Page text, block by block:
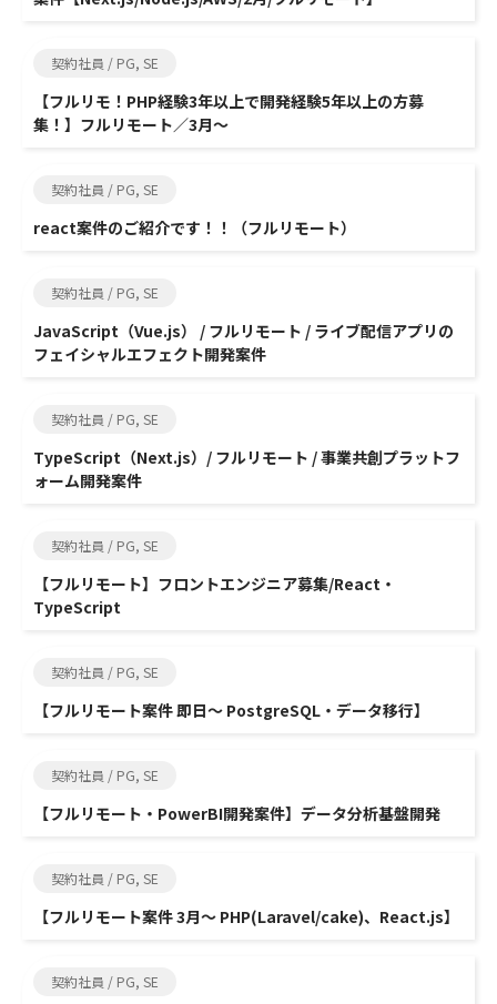
契約社員 / PG, SE
【フルリモ！PHP経験3年以上で開発経験5年以上の方募
集！】フルリモート／3月～
契約社員 / PG, SE
react案件のご紹介です！！（フルリモート）
契約社員 / PG, SE
JavaScript（Vue.js） / フルリモート / ライブ配信アプリの
フェイシャルエフェクト開発案件
契約社員 / PG, SE
TypeScript（Next.js）/ フルリモート / 事業共創プラットフ
ォーム開発案件
契約社員 / PG, SE
【フルリモート】フロントエンジニア募集/React・
TypeScript
契約社員 / PG, SE
【フルリモート案件 即日～ PostgreSQL・データ移行】
契約社員 / PG, SE
【フルリモート・PowerBI開発案件】データ分析基盤開発
契約社員 / PG, SE
【フルリモート案件 3月～ PHP(Laravel/cake)、React.js】
契約社員 / PG, SE